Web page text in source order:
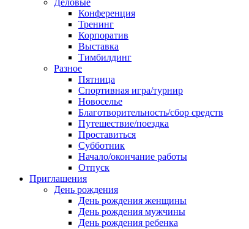
Деловые
Конференция
Тренинг
Корпоратив
Выставка
Тимбилдинг
Разное
Пятница
Спортивная игра/турнир
Новоселье
Благотворительность/сбор средств
Путешествие/поездка
Проставиться
Субботник
Начало/окончание работы
Отпуск
Приглашения
День рождения
День рождения женщины
День рождения мужчины
День рождения ребенка